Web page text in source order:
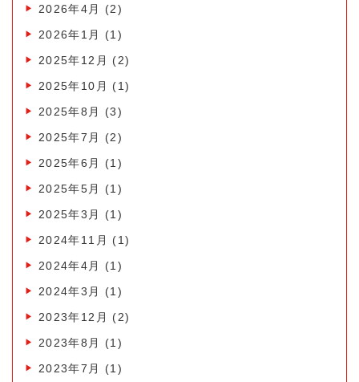
2026年4月
(2)
2026年1月
(1)
2025年12月
(2)
2025年10月
(1)
2025年8月
(3)
2025年7月
(2)
2025年6月
(1)
2025年5月
(1)
2025年3月
(1)
2024年11月
(1)
2024年4月
(1)
2024年3月
(1)
2023年12月
(2)
2023年8月
(1)
2023年7月
(1)